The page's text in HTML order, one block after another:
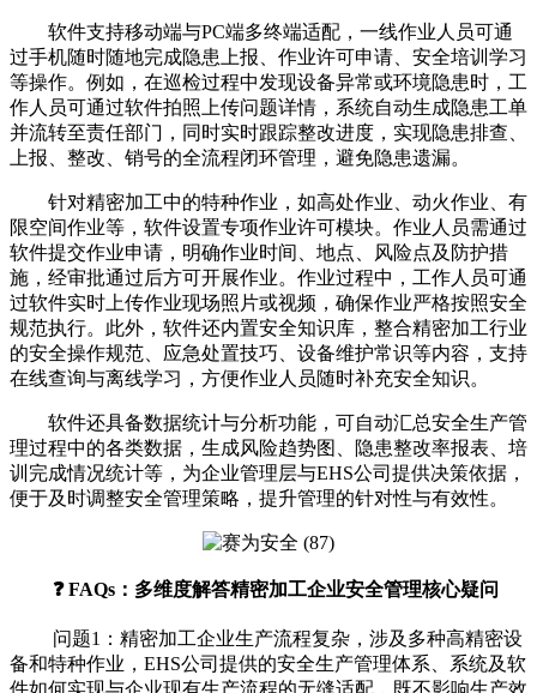
软件支持移动端与PC端多终端适配，一线作业人员可通
过手机随时随地完成隐患上报、作业许可申请、安全培训学习
等操作。例如，在巡检过程中发现设备异常或环境隐患时，工
作人员可通过软件拍照上传问题详情，系统自动生成隐患工单
并流转至责任部门，同时实时跟踪整改进度，实现隐患排查、
上报、整改、销号的全流程闭环管理，避免隐患遗漏。
针对精密加工中的特种作业，如高处作业、动火作业、有
限空间作业等，软件设置专项作业许可模块。作业人员需通过
软件提交作业申请，明确作业时间、地点、风险点及防护措
施，经审批通过后方可开展作业。作业过程中，工作人员可通
过软件实时上传作业现场照片或视频，确保作业严格按照安全
规范执行。此外，软件还内置安全知识库，整合精密加工行业
的安全操作规范、应急处置技巧、设备维护常识等内容，支持
在线查询与离线学习，方便作业人员随时补充安全知识。
软件还具备数据统计与分析功能，可自动汇总安全生产管
理过程中的各类数据，生成风险趋势图、隐患整改率报表、培
训完成情况统计等，为企业管理层与EHS公司提供决策依据，
便于及时调整安全管理策略，提升管理的针对性与有效性。
❓ FAQs：多维度解答精密加工企业安全管理核心疑问
问题1：精密加工企业生产流程复杂，涉及多种高精密设
备和特种作业，EHS公司提供的安全生产管理体系、系统及软